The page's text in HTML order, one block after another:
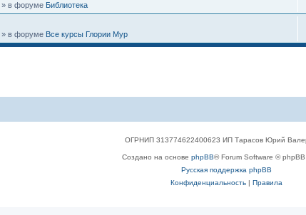
» в форуме Библиотека
» в форуме Все курсы Глории Мур
ОГРНИП 313774622400623 ИП Тарасов Юрий
Создано на основеphpBB® Forum Software © phpBB
Русская поддержка phpBB
Конфиденциальность |Правила